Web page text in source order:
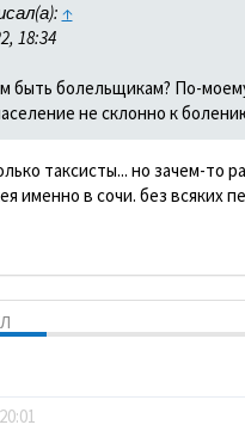
↑
18:34
быть болельщикам? По-
не склонно к
таксисты... но зачем-то
именно в сочи. без всяких